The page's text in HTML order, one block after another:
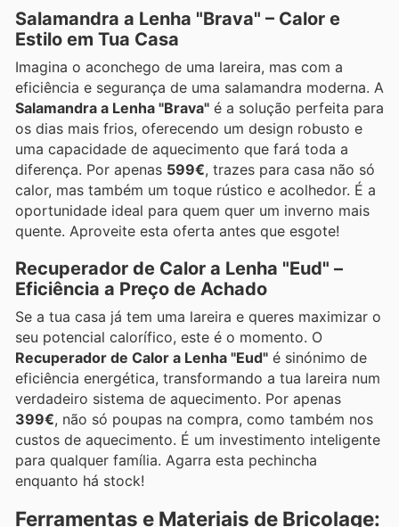
Salamandra a Lenha "Brava" – Calor e
Estilo em Tua Casa
Imagina o aconchego de uma lareira, mas com a
eficiência e segurança de uma salamandra moderna. A
Salamandra a Lenha "Brava" é a solução perfeita para
os dias mais frios, oferecendo um design robusto e
uma capacidade de aquecimento que fará toda a
diferença. Por apenas 599€, trazes para casa não só
calor, mas também um toque rústico e acolhedor. É a
oportunidade ideal para quem quer um inverno mais
quente. Aproveite esta oferta antes que esgote!
Recuperador de Calor a Lenha "Eud" –
Eficiência a Preço de Achado
Se a tua casa já tem uma lareira e queres maximizar o
seu potencial calorífico, este é o momento. O
Recuperador de Calor a Lenha "Eud" é sinónimo de
eficiência energética, transformando a tua lareira num
verdadeiro sistema de aquecimento. Por apenas
399€, não só poupas na compra, como também nos
custos de aquecimento. É um investimento inteligente
para qualquer família. Agarra esta pechincha
enquanto há stock!
Ferramentas e Materiais de Bricolage: